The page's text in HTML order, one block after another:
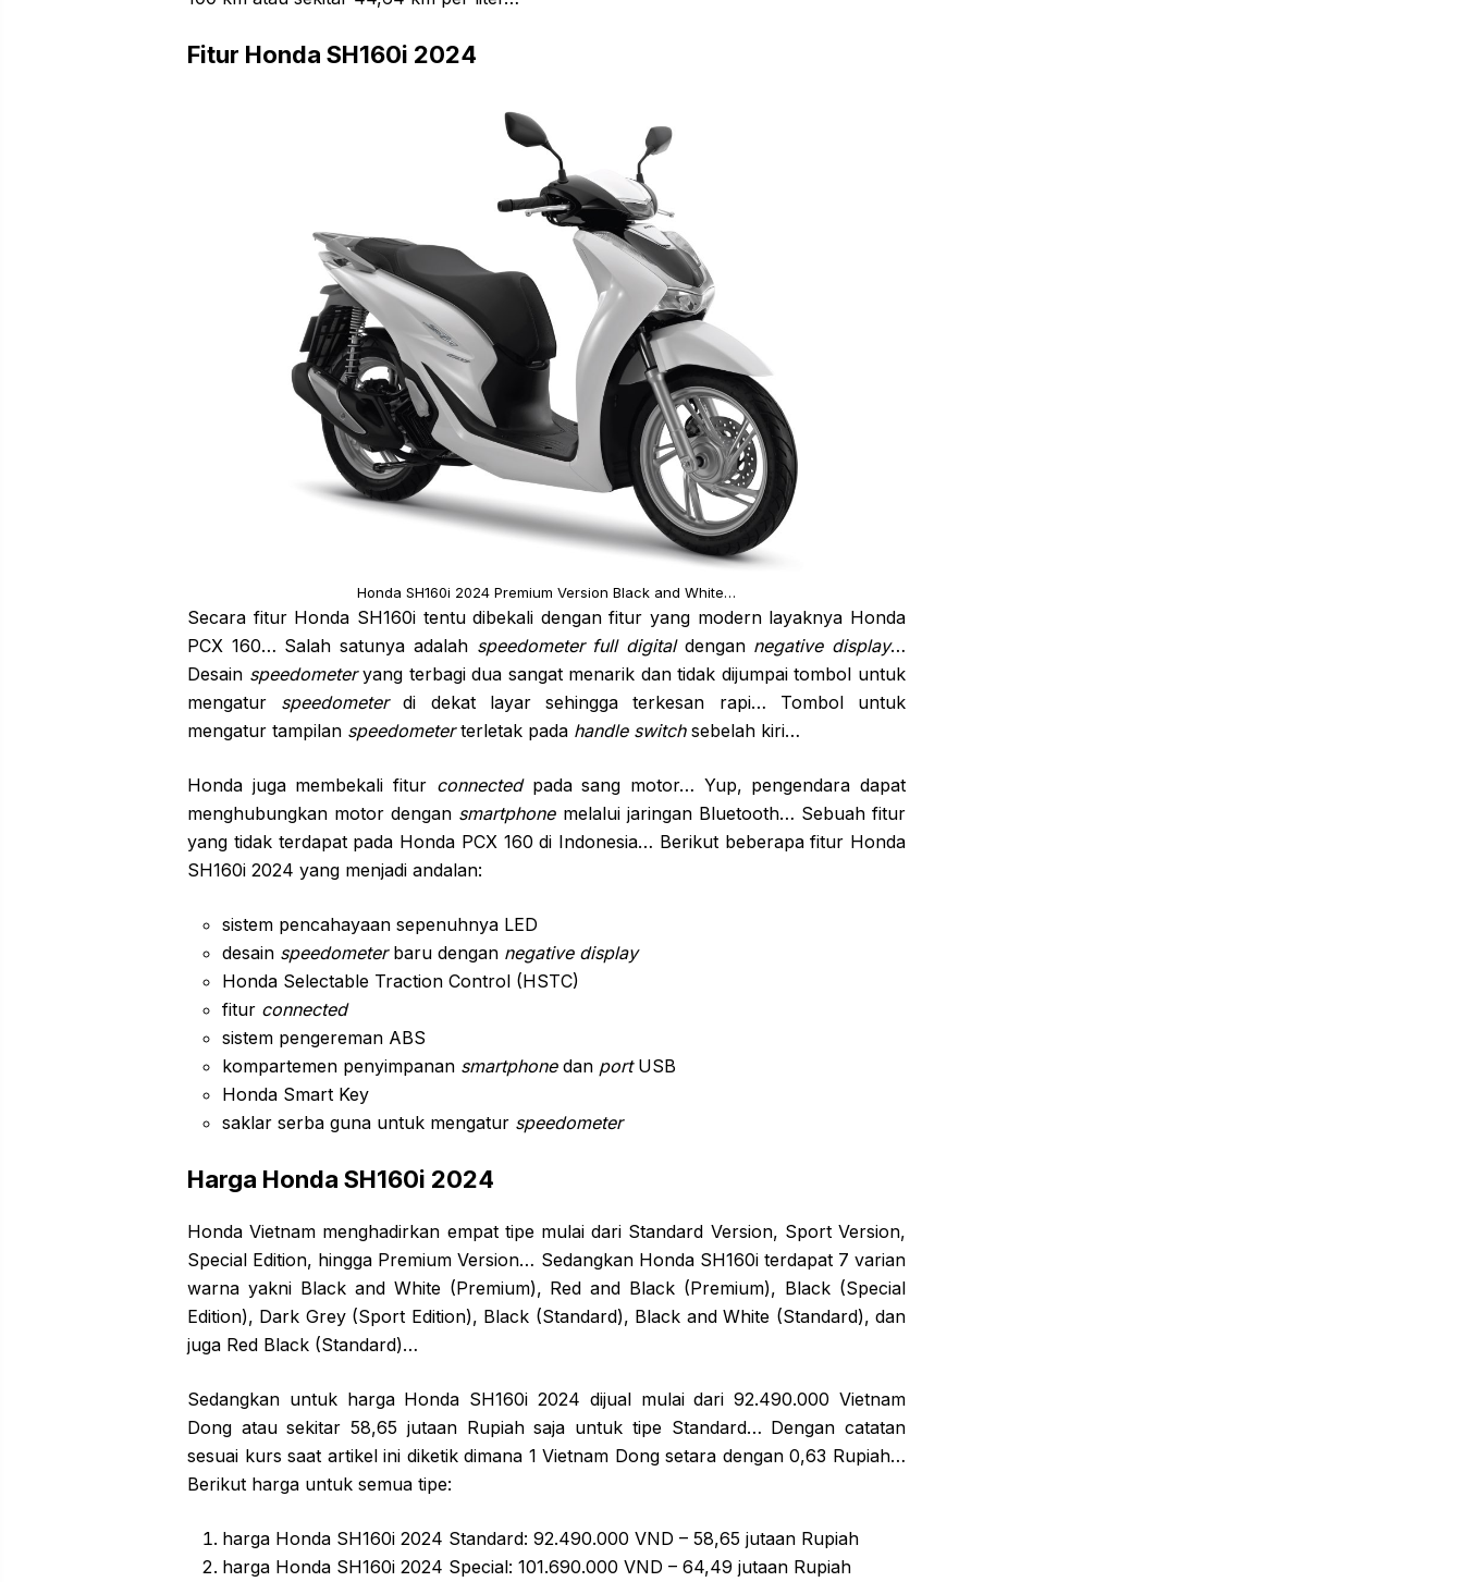
Fitur Honda SH160i 2024
Honda SH160i 2024 Premium Version Black and White…
Secara fitur Honda SH160i tentu dibekali dengan fitur yang modern layaknya Honda
PCX 160… Salah satunya adalah speedometer full digitaldengan negative display…
Desain speedometeryang terbagi dua sangat menarik dan tidak dijumpai tombol untuk
mengatur speedometerdi dekat layar sehingga terkesan rapi… Tombol untuk
mengatur tampilan speedometerterletak pada handle switchsebelah kiri…
Honda juga membekali fitur connectedpada sang motor… Yup, pengendara dapat
menghubungkan motor dengan smartphonemelalui jaringan Bluetooth… Sebuah fitur
yang tidak terdapat pada Honda PCX 160 di Indonesia… Berikut beberapa fitur Honda
SH160i 2024 yang menjadi andalan:
sistem pencahayaan sepenuhnya LED
desain speedometerbaru dengan negative display
Honda Selectable Traction Control (HSTC)
fitur connected
sistem pengereman ABS
kompartemen penyimpanan smartphonedan portUSB
Honda Smart Key
saklar serba guna untuk mengatur speedometer
Harga Honda SH160i 2024
Honda Vietnam menghadirkan empat tipe mulai dari Standard Version, Sport Version,
Special Edition, hingga Premium Version… Sedangkan Honda SH160i terdapat 7 varian
warna yakni Black and White (Premium), Red and Black (Premium), Black (Special
Edition), Dark Grey (Sport Edition), Black (Standard), Black and White (Standard), dan
juga Red Black (Standard)…
Sedangkan untuk harga Honda SH160i 2024 dijual mulai dari 92.490.000 Vietnam
Dong atau sekitar 58,65 jutaan Rupiah saja untuk tipe Standard… Dengan catatan
sesuai kurs saat artikel ini diketik dimana 1 Vietnam Dong setara dengan 0,63 Rupiah…
Berikut harga untuk semua tipe:
harga Honda SH160i 2024 Standard: 92.490.000 VND – 58,65 jutaan Rupiah
harga Honda SH160i 2024 Special: 101.690.000 VND – 64,49 jutaan Rupiah